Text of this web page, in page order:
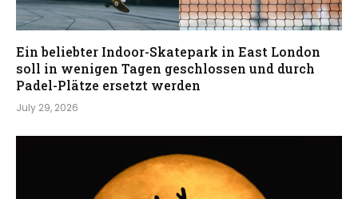
Ein beliebter Indoor-Skatepark in East London
soll in wenigen Tagen geschlossen und durch
Padel-Plätze ersetzt werden
July 29, 2026